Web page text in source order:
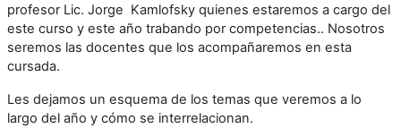
profesor Lic. Jorge Kamlofsky quienes estaremos a cargo del
este curso y este año trabando por competencias.. Nosotros
seremos las docentes que los acompañaremos en esta
cursada.
Les dejamos un esquema de los temas que veremos a lo
largo del año y cómo se interrelacionan.